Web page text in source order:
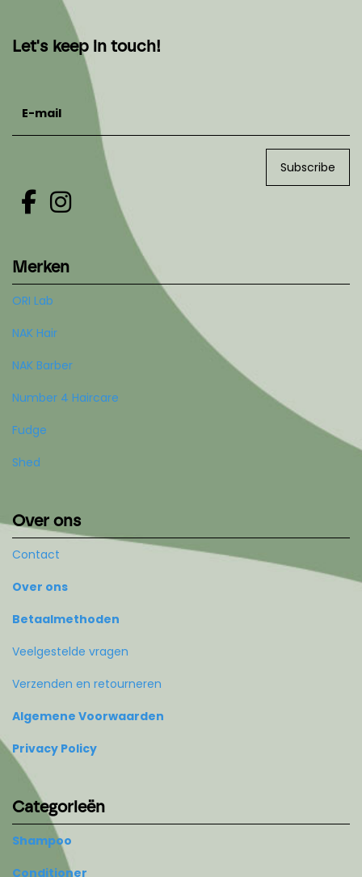
Let's keep in touch!
Subscribe
Merken
ORI Lab
NAK Hair
NAK Barber
Number 4 Haircare
Fudge
Shed
Over ons
Contact
Over ons
Betaalmethoden
Veelgestelde vragen
Verzenden en retourneren
Algemene Voorwaarden
Privacy Policy
Categorieën
Shampoo
Conditioner